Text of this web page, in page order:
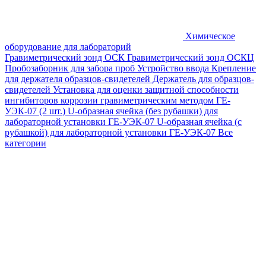
Химическое
оборудование для лабораторий
Гравиметрический зонд ОСК Гравиметрический зонд ОСКЦ
Пробозаборник для забора проб Устройство ввода Крепление
для держателя образцов-свидетелей Держатель для образцов-
свидетелей Установка для оценки защитной способности
ингибиторов коррозии гравиметрическим методом ГЕ-
УЭК-07 (2 шт.) U-образная ячейка (без рубашки) для
лабораторной установки ГЕ-УЭК-07 U-образная ячейка (с
рубашкой) для лабораторной установки ГЕ-УЭК-07 Все
категории